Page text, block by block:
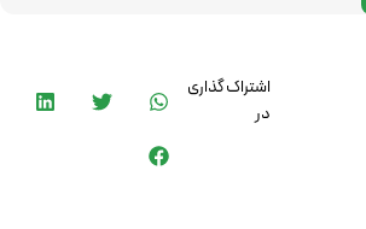
اشتراک گذاری
در